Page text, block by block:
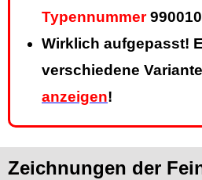
Typennummer
Wirklich aufgepasst!
verschiedene
anzeigen!
Zeichnungen der